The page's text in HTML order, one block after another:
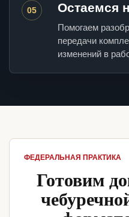
05 Остаемся
Помогаем
передачи
изменений в
ФЕДЕРАЛЬНАЯ ПРАКТИКА
Готовим